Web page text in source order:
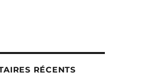
RÉCENTS